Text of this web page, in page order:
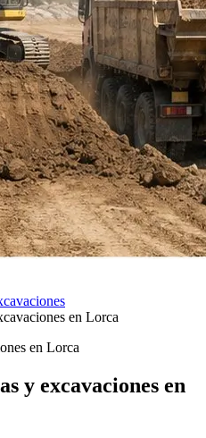
en Lorca
en Lorca
y excavaciones en